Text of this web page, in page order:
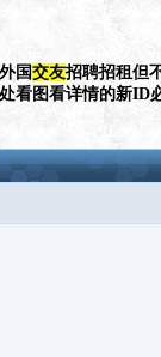
国交友招聘招租但
看图看详情的新ID